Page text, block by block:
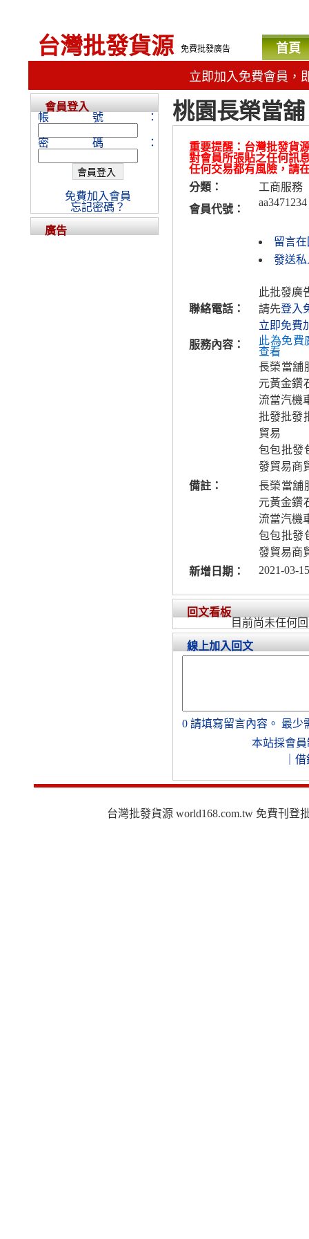
台灣批發貨源 免費批發廣告 首頁
立即加入免費會員，
桃園長榮當舖
重要提醒：台灣批發貨
對會員所張貼之任何訊
任何交易都有風險，請
分類：
工商服務
會員代號：
aa3471234
留言
發送私
聯絡電話：
此批發廣
請先登入
立即免費
服務內容：
此為免費
查看
長榮當舖
元黃金鑽
流當汽機
批發批發
貿易
包包批發
發貿易商
備註：
長榮當舖
元黃金鑽
流當汽機
包包批發
發貿易商
新增日期：
2021-03-
回文看板
目前尚未任何
線上加入回文
0 請填寫留言內容。 最少
本站採會員
借
會員登入
帳號：
密碼：
免費加入會員
忘記密碼？
廣告
台灣批發貨源 world168.com.tw 免費刊登